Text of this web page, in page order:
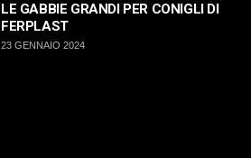
LE GABBIE GRANDI PER CONIGLI DI
FERPLAST
23 GENNAIO 2024